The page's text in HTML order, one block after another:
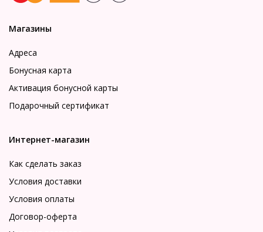
Магазины
Адреса
Бонусная карта
Активация бонусной карты
Подарочный сертификат
Интернет-магазин
Как сделать заказ
Условия доставки
Условия оплаты
Договор-оферта